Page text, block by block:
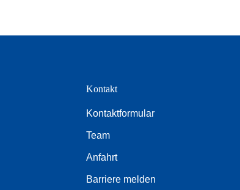
Kontakt
Kontaktformular
Team
Anfahrt
Barriere melden